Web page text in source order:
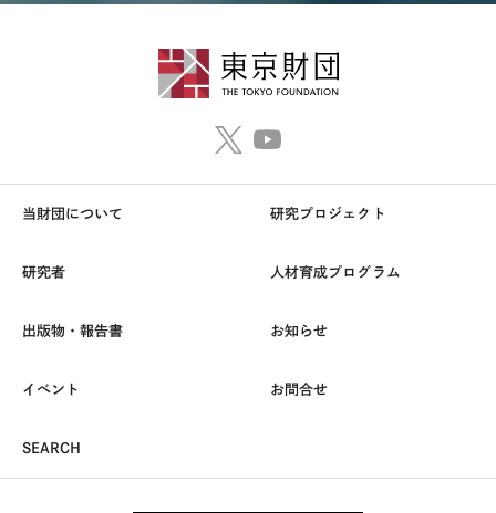
当財団について 研究プロジェクト
研究者 人材育成プログラム
出版物・報告書 お知らせ
イベント お問合せ
SEARCH